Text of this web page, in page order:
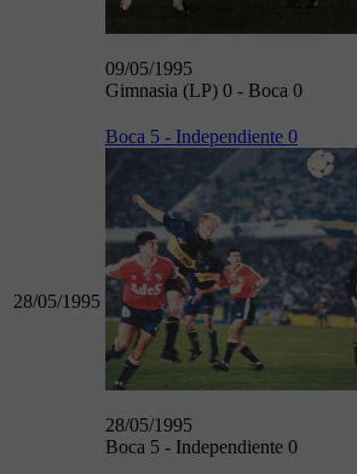
09/05/1995
Gimnasia (LP) 0 - Boca 0
28/05/1995
Boca 5 - Independiente 0
28/05/1995
Boca 5 - Independiente 0